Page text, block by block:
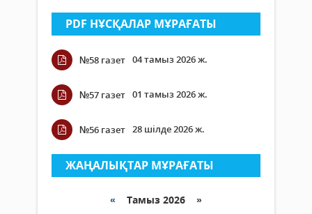
PDF НҰСҚАЛАР МҰРАҒАТЫ
№58 газет 04 тамыз 2026 ж.
№57 газет 01 тамыз 2026 ж.
№56 газет 28 шілде 2026 ж.
ЖАҢАЛЫҚТАР МҰРАҒАТЫ
« Тамыз 2026 »